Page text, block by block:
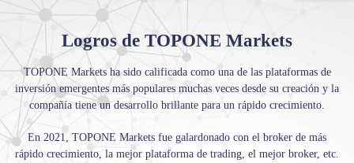
Logros de TOPONE Markets
TOPONE Markets ha sido calificada como una de las plataformas de
inversión emergentes más populares muchas veces desde su creación y la
compañía tiene un desarrollo brillante para un rápido crecimiento.
En 2021, TOPONE Markets fue galardonado con el broker de más
rápido crecimiento, la mejor plataforma de trading, el mejor broker, etc.